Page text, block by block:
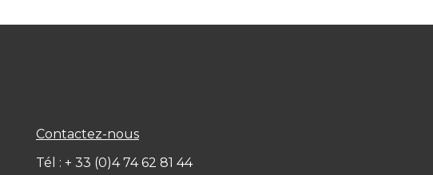
Contactez-nous
Tél : + 33 (0)4 74 62 81 44